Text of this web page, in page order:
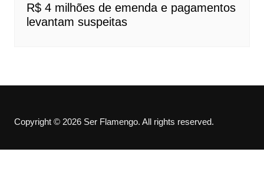
R$ 4 milhões de emenda e pagamentos
levantam suspeitas
Copyright © 2026 Ser Flamengo. All rights reserved.